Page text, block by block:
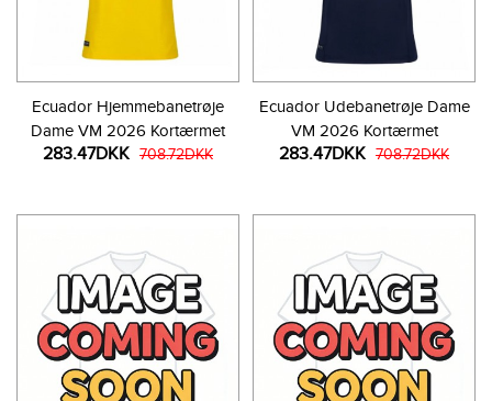
Ecuador Hjemmebanetrøje
Dame VM 2026 Kortærmet
283.47DKK 708.72DKK
Ecuador Udebanetrøje Dame
VM 2026 Kortærmet
283.47DKK 708.72DKK